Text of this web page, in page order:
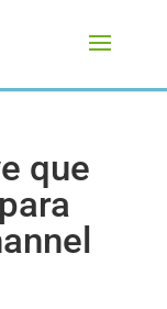
que